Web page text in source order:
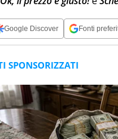
Google Discover Fonti